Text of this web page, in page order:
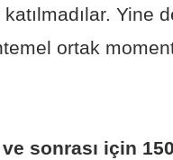
katılmadılar. Yine
ortak
sonrası için